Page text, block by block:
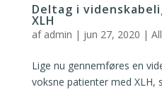
Deltag i
XLH
af admin | jun 27, 2020 |
Lige nu gennemføres en
voksne patienter med XLH,